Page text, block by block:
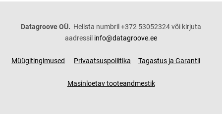
Datagroove OÜ. Helista numbril +372 53052324 või kirjuta
aadressil info@datagroove.ee
Müügitingimused Privaatsuspoliitika Tagastus ja Garantii
Masinloetav tooteandmestik